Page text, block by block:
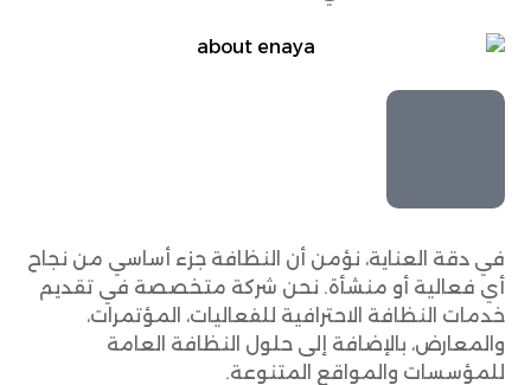
في دقة العناية، نؤمن أن النظافة جزء أساسي من نجاح
أي فعالية أو منشأة. نحن شركة متخصصة في تقديم
خدمات النظافة الاحترافية للفعاليات، المؤتمرات،
والمعارض، بالإضافة إلى حلول النظافة العامة
للمؤسسات والمواقع المتنوعة.